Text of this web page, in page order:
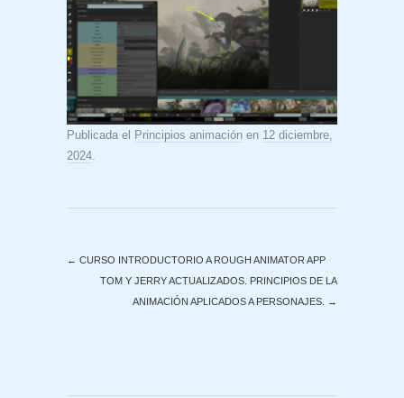
Publicada el Principios animación en 12 diciembre,
2024
← CURSO INTRODUCTORIO A ROUGH ANIMATOR APP
TOM Y JERRY ACTUALIZADOS. PRINCIPIOS DE LA
ANIMACIÓN APLICADOS A PERSONAJES.
→